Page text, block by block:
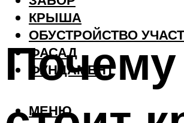
КРЫША
ОБУСТРОЙСТВО
ФАСАД
ФУНДАМЕНТ
МЕНЮ